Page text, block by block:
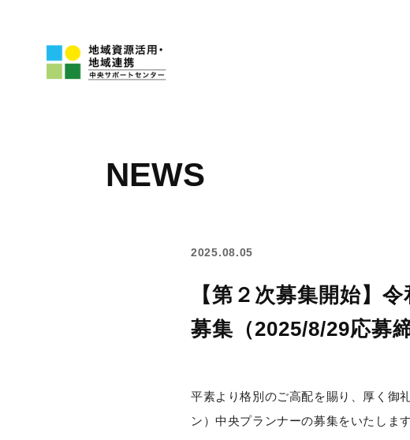
NEWS
2025.08.05
【第２次募集開始】
募集（2025/8/29応募締
平素より格別のご高配を賜り、厚く御
ン）中央プランナーの募集をいたしま